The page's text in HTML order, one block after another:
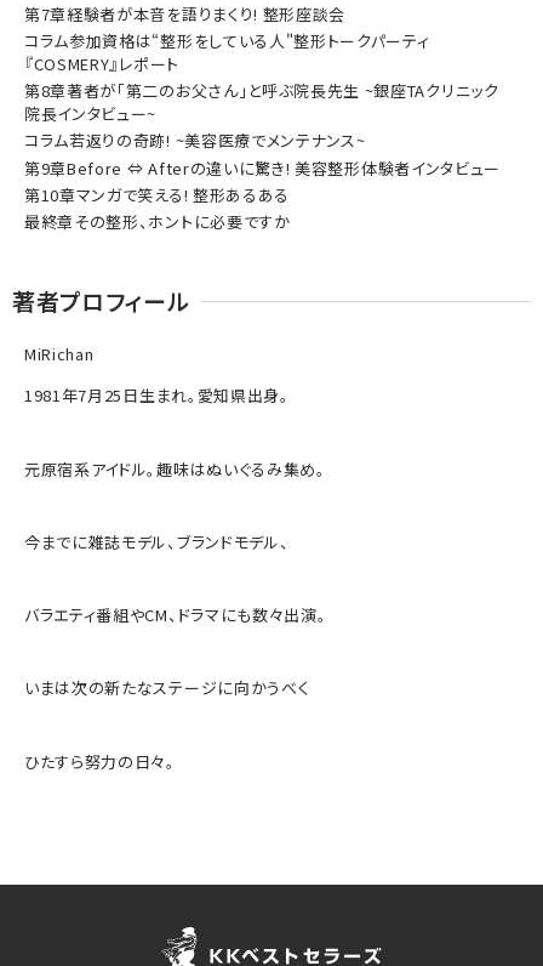
第7章経験者が本音を語りまくり! 整形座談会
コラム参加資格は“整形をしている人"整形トークパーティ
『COSMERY』レポート
第8章著者が「第二のお父さん」と呼ぶ院長先生 ~銀座TAクリニック
院長インタビュー~
コラム若返りの奇跡! ~美容医療でメンテナンス~
第9章Before ⇔ Afterの違いに驚き! 美容整形体験者インタビュー
第10章マンガで笑える! 整形あるある
最終章その整形、ホントに必要ですか
著者プロフィール
MiRichan
1981年7月25日生まれ。愛知県出身。
元原宿系アイドル。趣味はぬいぐるみ集め。
今までに雑誌モデル、ブランドモデル、
バラエティ番組やCM、ドラマにも数々出演。
いまは次の新たなステージに向かうべく
ひたすら努力の日々。